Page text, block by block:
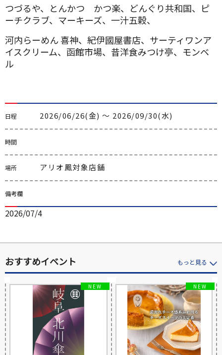
つづるや、とんかつ かつ楽、どんぐり共和国、ピ
ーチクラブ、マーキーズ、一汁五穀、
河内らーめん 喜神、紀伊國屋書店、サーティワンア
イスクリーム、函館市場、昔洋食みつけ亭、モンベ
ル
日程 2026/06/26(金) 〜 2026/09/30(水)
時間
場所 アリオ鳳対象店舗
備考欄
2026/07/4
おすすめイベント もっと見る